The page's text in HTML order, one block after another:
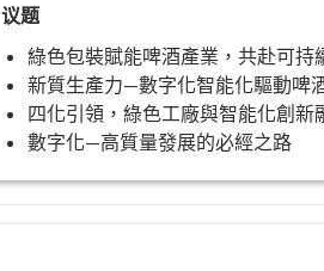
议题
綠色包裝賦能啤酒產業，共赴可持
新質生產力—數字化智能化驅動啤
四化引領，綠色工廠與智能化創新
數字化—高質量發展的必經之路